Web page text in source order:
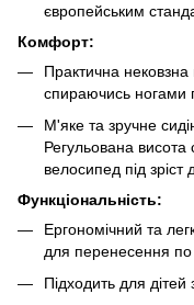
європейським
Комфорт:
Практична нековзна
спираючись ногами
М'яке та зручне
Регульована висота
велосипед під зріст
Функціональність:
Ергономічний та
для перенесення по
Підходить для дітей